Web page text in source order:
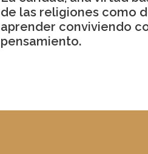
de las religiones como
aprender conviviendo
pensamiento.